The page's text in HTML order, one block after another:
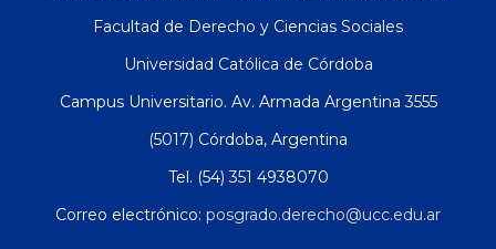
Facultad de Derecho y Ciencias Sociales
Universidad Católica de Córdoba
Campus Universitario. Av. Armada Argentina 3555
(5017) Córdoba, Argentina
Tel. (54) 351 4938070
Correo electrónico: posgrado.derecho@ucc.edu.ar